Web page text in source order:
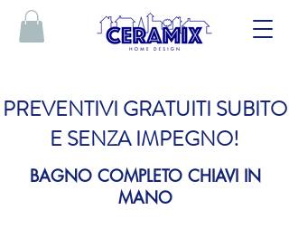
PREVENTIVI GRATUITI SUBITO
E SENZA IMPEGNO!
BAGNO COMPLETO CHIAVI IN
MANO